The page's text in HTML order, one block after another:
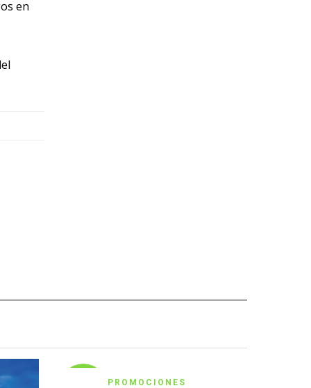
en
VER IMAGEN
PROMOCIONES